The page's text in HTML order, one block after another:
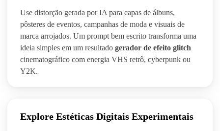
Use distorção gerada por IA para capas de álbuns,
pôsteres de eventos, campanhas de moda e visuais de
marca arrojados. Um prompt bem escrito transforma uma
ideia simples em um resultado gerador de efeito glitch
cinematográfico com energia VHS retrô, cyberpunk ou
Y2K.
Explore Estéticas Digitais Experimentais